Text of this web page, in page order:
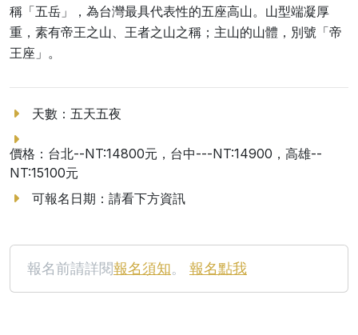
稱「五岳」，為台灣最具代表性的五座高山。山型端凝厚
重，素有帝王之山、王者之山之稱；主山的山體，別號「帝
王座」。
天數：五天五夜
價格：台北--NT:14800元，台中---NT:14900，高雄--
NT:15100元
可報名日期：請看下方資訊
報名前請詳閱報名須知。 報名點我